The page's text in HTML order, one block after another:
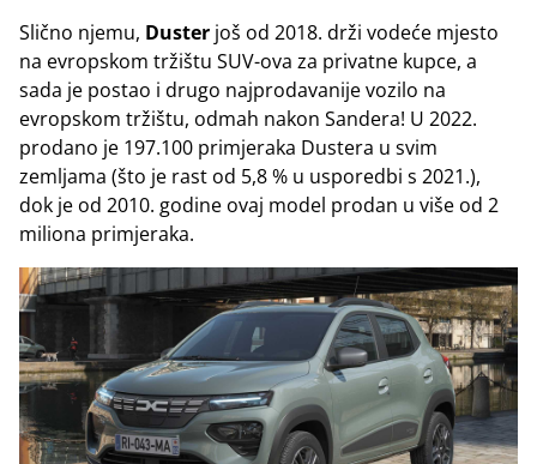
Slično njemu, Duster još od 2018. drži vodeće mjesto
na evropskom tržištu SUV-ova za privatne kupce, a
sada je postao i drugo najprodavanije vozilo na
evropskom tržištu, odmah nakon Sandera! U 2022.
prodano je 197.100 primjeraka Dustera u svim
zemljama (što je rast od 5,8 % u usporedbi s 2021.),
dok je od 2010. godine ovaj model prodan u više od 2
miliona primjeraka.